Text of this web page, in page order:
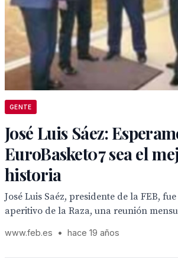
GENTE
José Luis Sáez:
EuroBasket07 sea el
historia
José Luis Saéz, presidente de la FEB,
aperitivo de la Raza, una reunión
www.feb.es • hace 19 años